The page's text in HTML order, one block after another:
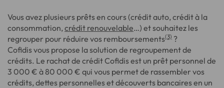
Vous avez plusieurs prêts en cours (crédit auto, crédit à la
consommation,crédit renouvelable…) et souhaitez les
regrouper pour réduire vos remboursements(3) ?
Cofidis vous propose la solution de regroupement de
crédits. Le rachat de crédit Cofidis est un prêt personnel de
3 000 € à 80 000 € qui vous permet de rassembler vos
crédits, dettes personnelles et découverts bancaires en un